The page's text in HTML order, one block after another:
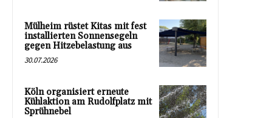
Mülheim rüstet Kitas mit fest
installierten Sonnensegeln
gegen Hitzebelastung aus
30.07.2026
Köln organisiert erneute
Kühlaktion am Rudolfplatz mit
Sprühnebel